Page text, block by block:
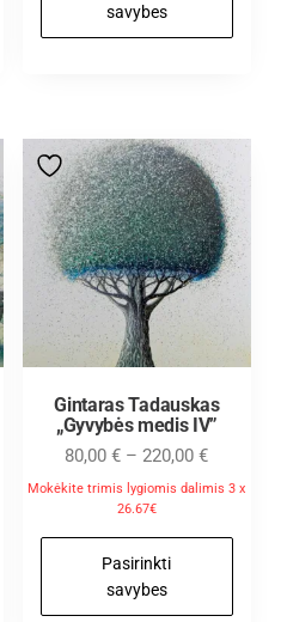
savybes
Gintaras Tadauskas
„Gyvybės medis IV”
80,00€ – 220,00€
Mokėkite trimis lygiomis dalimis 3 x
26.67€
Pasirinkti
savybes